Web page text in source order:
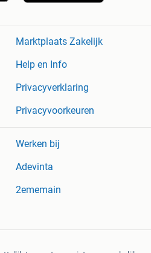
Marktplaats Zakelijk
Help en Info
Privacyverklaring
Privacyvoorkeuren
Werken bij
Adevinta
2ememain